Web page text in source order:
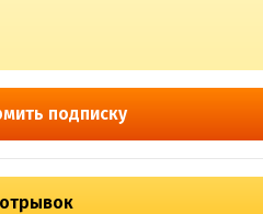
подписку